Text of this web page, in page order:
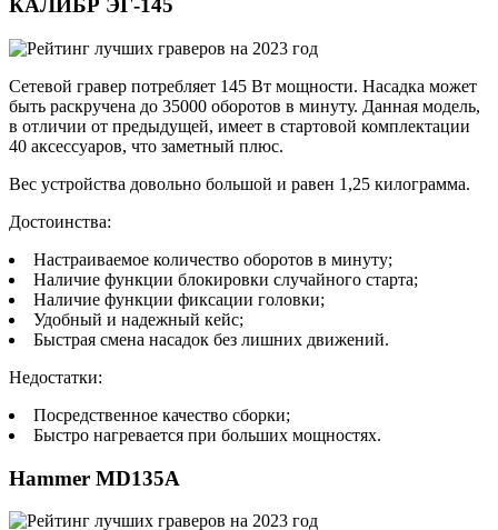
КАЛИБР ЭГ-145
Сетевой гравер потребляет 145 Вт мощности. Насадка может
быть раскручена до 35000 оборотов в минуту. Данная модель,
в отличии от предыдущей, имеет в стартовой комплектации
40 аксессуаров, что заметный плюс.
Вес устройства довольно большой и равен 1,25 килограмма.
Достоинства:
Настраиваемое количество оборотов в минуту;
Наличие функции блокировки случайного старта;
Наличие функции фиксации головки;
Удобный и надежный кейс;
Быстрая смена насадок без лишних движений.
Недостатки:
Посредственное качество сборки;
Быстро нагревается при больших мощностях.
Hammer MD135A